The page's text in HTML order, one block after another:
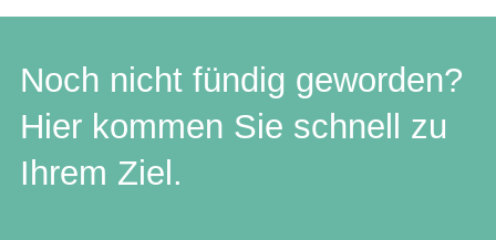
Noch nicht fündig geworden?
Hier kommen Sie schnell zu
Ihrem Ziel.